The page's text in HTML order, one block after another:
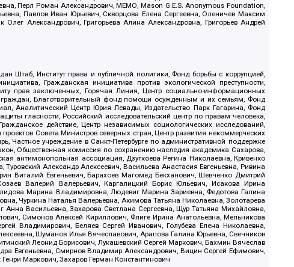
Перл Роман Александрович, МЕМО, Mason G.E.S. Anonymous Foundation,
Павлов Иван Юрьевич, Скворцова Елена Сергеевна, Оленичев Максим
Александрович, Григорьева Алина Александровна, Григорьев Андрей
Штаб, Институт права и публичной политики, Фонд борьбы с коррупцией,
Гражданская инициатива против экологической преступности,
прав заключенных, Горячая Линия, Центр социально-информационных
Благотворительный фонд помощи осужденным и их семьям, Фонд
Аналитический Центр Юрия Левады, Издательство Парк Гагарина, Фонд
гласности, Российский исследовательский центр по правам человека,
действие, Центр независимых социологических исследований,
Совета Министров северных стран, Центр развития некоммерческих
Частное учреждение в Санкт-Петербурге по административной поддержке
Общественная комиссия по сохранению наследия академика Сахарова,
антимонопольная ассоциация, Дзугкоева Регина Николаевна, Кривенко
Александр Алексеевич, Васильева Анастасия Евгеньевна, Ривина
Виталий Евгеньевич, Барахоев Магомед Бекханович, Шевченко Дмитрий
Валерий Валерьевич, Каргалицкий Борис Юльевич, Исакова Ирина
Марина Владимировна, Людевиг Марина Зариевна, Федотова Галина
Чуркина Наталья Валерьевна, Акимова Татьяна Николаевна, Золотарева
Васильевна, Захарова Светлана Сергеевна, Щур Татьяна Михайловна,
Симонов Алексей Кириллович, Флиге Ирина Анатольевна, Мельникова
Владимирович, Беляев Сергей Иванович, Голубева Елена Николаевна,
Шуманов Илья Вячеславович, Арапова Галина Юрьевна, Свечников
Леонид Борисович, Лукашевский Сергей Маркович, Бахмин Вячеслав
Евгеньевна, Смирнов Владимир Александрович, Вицин Сергей Ефимович,
Маркович, Захаров Герман Константинович